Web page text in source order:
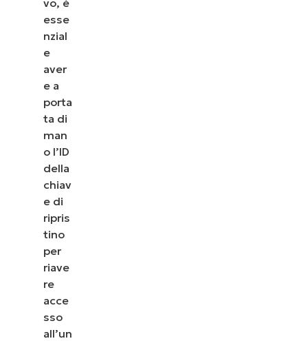
esse
nzial
e
aver
e a
porta
ta di
man
o l’ID
della
chiav
e di
ripris
tino
per
riave
re
acce
sso
all’un
vedere come NinjaOne semplifica attività IT come
la gestione degli endpoint, il patching, l’MDM, il